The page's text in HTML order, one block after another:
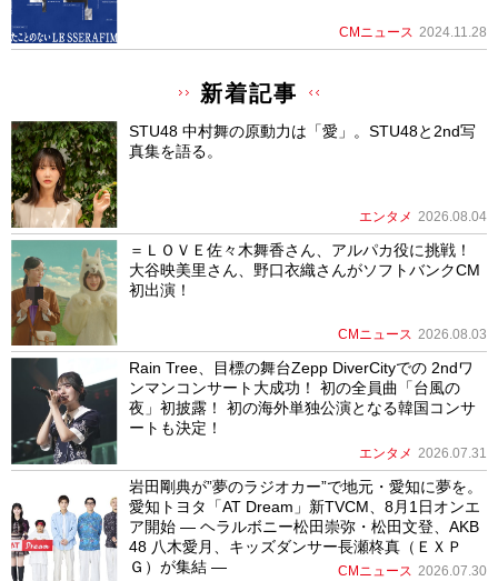
CMニュース 2024.11.28
新着記事
STU48 中村舞の原動力は「愛」。STU48と2nd写
真集を語る。
エンタメ 2026.08.04
＝ＬＯＶＥ佐々木舞香さん、アルパカ役に挑戦！
大谷映美里さん、野口衣織さんがソフトバンクCM
初出演！
CMニュース 2026.08.03
Rain Tree、目標の舞台Zepp DiverCityでの 2ndワ
ンマンコンサート大成功！ 初の全員曲「台風の
夜」初披露！ 初の海外単独公演となる韓国コンサ
ートも決定！
エンタメ 2026.07.31
岩田剛典が”夢のラジオカー”で地元・愛知に夢を。
愛知トヨタ「AT Dream」新TVCM、8月1日オンエ
ア開始 ― ヘラルボニー松田崇弥・松田文登、AKB
48 八木愛月、キッズダンサー長瀬柊真（ＥＸＰ
Ｇ）が集結 ―
CMニュース 2026.07.30